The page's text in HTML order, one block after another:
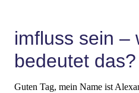
imfluss sein –
bedeutet das?
Guten Tag, mein Name ist